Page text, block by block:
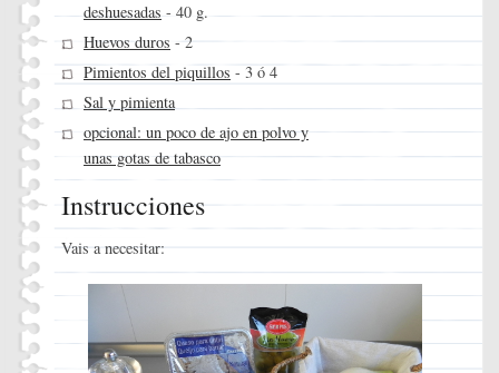
deshuesadas - 40 g.
Huevos duros - 2
Pimientos del piquillos - 3 ó 4
Sal y pimienta
opcional: un poco de ajo en polvo y
unas gotas de tabasco
Instrucciones
Vais a necesitar: